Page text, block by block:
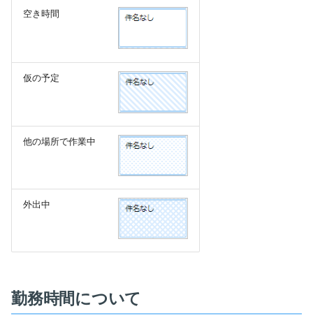
空き時間
仮の予定
他の場所で作業中
外出中
勤務時間について